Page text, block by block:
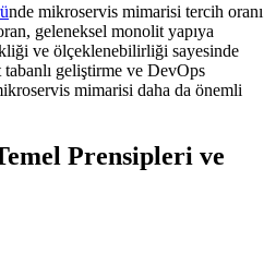
nde mikroservis mimarisi tercih oranı
geleneksel monolit yapıya
ve ölçeklenebilirliği sayesinde
geliştirme ve DevOps
mimarisi daha da önemli
Prensipleri ve